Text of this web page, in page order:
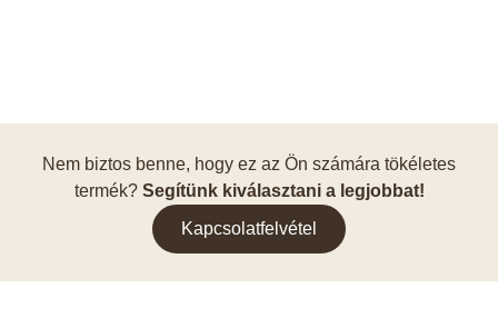
Nem biztos benne, hogy ez az Ön számára tökéletes
termék? Segítünk kiválasztani a legjobbat!
Kapcsolatfelvétel